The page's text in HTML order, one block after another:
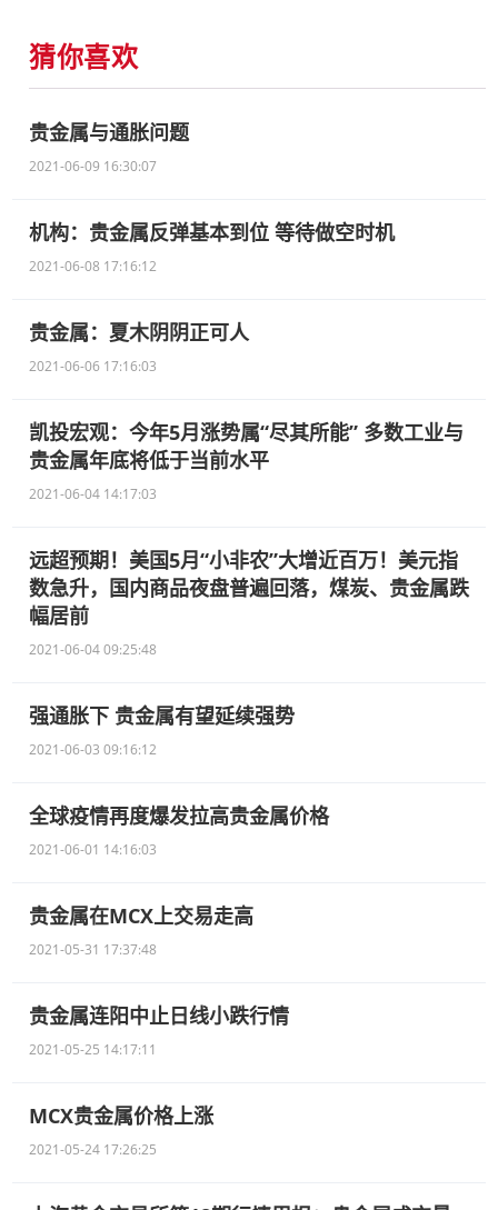
猜你喜欢
贵金属与通胀问题
2021-06-09 16:30:07
机构：贵金属反弹基本到位 等待做空时机
2021-06-08 17:16:12
贵金属：夏木阴阴正可人
2021-06-06 17:16:03
凯投宏观：今年5月涨势属“尽其所能” 多数工业与
贵金属年底将低于当前水平
2021-06-04 14:17:03
远超预期！美国5月“小非农”大增近百万！美元指
数急升，国内商品夜盘普遍回落，煤炭、贵金属跌
幅居前
2021-06-04 09:25:48
强通胀下 贵金属有望延续强势
2021-06-03 09:16:12
全球疫情再度爆发拉高贵金属价格
2021-06-01 14:16:03
贵金属在MCX上交易走高
2021-05-31 17:37:48
贵金属连阳中止日线小跌行情
2021-05-25 14:17:11
MCX贵金属价格上涨
2021-05-24 17:26:25